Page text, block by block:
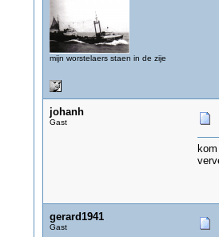
mijn worstelaers staen in de zije
johanh
Gast
gerard1941
Gast